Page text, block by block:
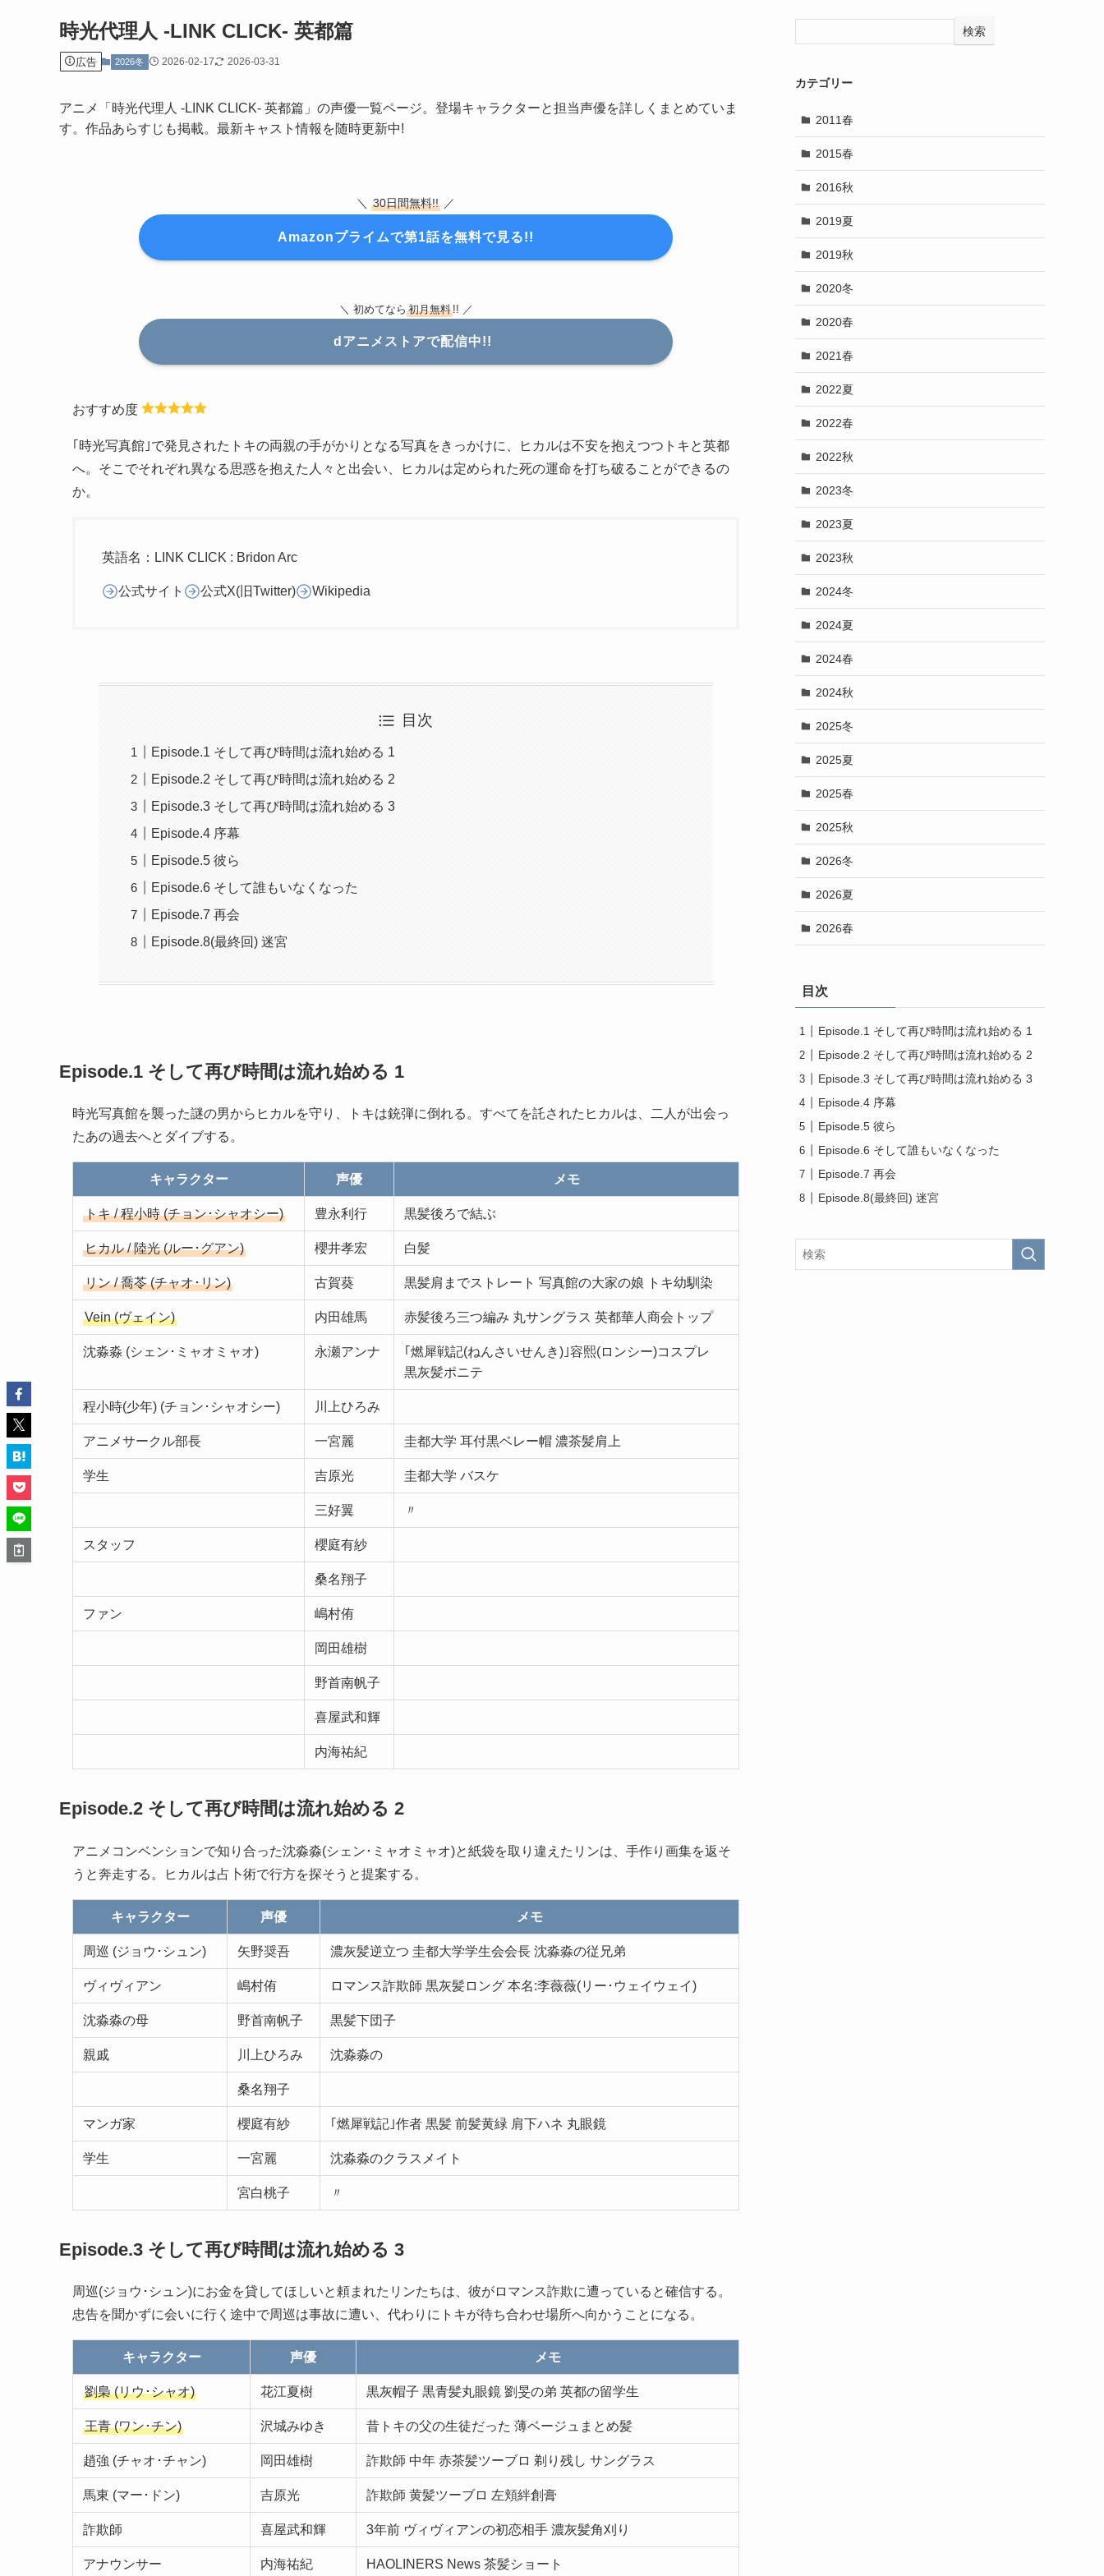
時光代理人 -LINK CLICK- 英都篇
広告 2026冬 2026-02-17 2026-03-31
アニメ「時光代理人 -LINK CLICK- 英都篇」の声優一覧ページ。登場キャラクターと担当声優を詳しくまとめていま
す。作品あらすじも掲載。最新キャスト情報を随時更新中!
＼ 30日間無料!! ／
Amazonプライムで第1話を無料で見る!!
＼ 初めてなら 初月無料!! ／
dアニメストアで配信中!!
おすすめ度
｢時光写真館｣で発見されたトキの両親の手がかりとなる写真をきっかけに、ヒカルは不安を抱えつつトキと英都
へ。そこでそれぞれ異なる思惑を抱えた人々と出会い、ヒカルは定められた死の運命を打ち破ることができるの
か。
英語名：LINK CLICK : Bridon Arc
公式サイト 公式X(旧Twitter) Wikipedia
目次
Episode.1 そして再び時間は流れ始める 1
Episode.2 そして再び時間は流れ始める 2
Episode.3 そして再び時間は流れ始める 3
Episode.4 序幕
Episode.5 彼ら
Episode.6 そして誰もいなくなった
Episode.7 再会
Episode.8(最終回) 迷宮
Episode.1 そして再び時間は流れ始める 1
時光写真館を襲った謎の男からヒカルを守り、トキは銃弾に倒れる。すべてを託されたヒカルは、二人が出会っ
たあの過去へとダイブする。
キャラクター 声優 メモ
トキ / 程小時 (チョン･シャオシー) 豊永利行 黒髪後ろで結ぶ
ヒカル / 陸光 (ルー･グアン) 櫻井孝宏 白髪
リン / 喬苓 (チャオ･リン) 古賀葵 黒髪肩までストレート 写真館の大家の娘 トキ幼馴染
Vein (ヴェイン) 内田雄馬 赤髪後ろ三つ編み 丸サングラス 英都華人商会トップ
沈淼淼 (シェン･ミャオミャオ) 永瀬アンナ
｢燃犀戦記(ねんさいせんき)｣容熙(ロンシー)コスプレ
黒灰髪ポニテ
程小時(少年) (チョン･シャオシー) 川上ひろみ
アニメサークル部長 一宮麗 圭都大学 耳付黒ベレー帽 濃茶髪肩上
学生 吉原光 圭都大学 バスケ
三好翼 〃
スタッフ 櫻庭有紗
桑名翔子
ファン 嶋村侑
岡田雄樹
野首南帆子
喜屋武和輝
内海祐紀
Episode.2 そして再び時間は流れ始める 2
アニメコンベンションで知り合った沈淼淼(シェン･ミャオミャオ)と紙袋を取り違えたリンは、手作り画集を返そ
うと奔走する。ヒカルは占卜術で行方を探そうと提案する。
キャラクター 声優 メモ
周巡 (ジョウ･シュン) 矢野奨吾 濃灰髪逆立つ 圭都大学学生会会長 沈淼淼の従兄弟
ヴィヴィアン 嶋村侑 ロマンス詐欺師 黒灰髪ロング 本名:李薇薇(リー･ウェイウェイ)
沈淼淼の母 野首南帆子 黒髪下団子
親戚 川上ひろみ 沈淼淼の
桑名翔子
マンガ家 櫻庭有紗 ｢燃犀戦記｣作者 黒髪 前髪黄緑 肩下ハネ 丸眼鏡
学生 一宮麗 沈淼淼のクラスメイト
宮白桃子 〃
Episode.3 そして再び時間は流れ始める 3
周巡(ジョウ･シュン)にお金を貸してほしいと頼まれたリンたちは、彼がロマンス詐欺に遭っていると確信する。
忠告を聞かずに会いに行く途中で周巡は事故に遭い、代わりにトキが待ち合わせ場所へ向かうことになる。
キャラクター 声優 メモ
劉梟 (リウ･シャオ) 花江夏樹 黒灰帽子 黒青髪丸眼鏡 劉旻の弟 英都の留学生
王青 (ワン･チン) 沢城みゆき 昔トキの父の生徒だった 薄ベージュまとめ髪
趙強 (チャオ･チャン) 岡田雄樹 詐欺師 中年 赤茶髪ツーブロ 剃り残し サングラス
馬東 (マー･ドン) 吉原光 詐欺師 黄髪ツーブロ 左頬絆創膏
詐欺師 喜屋武和輝 3年前 ヴィヴィアンの初恋相手 濃灰髪角刈り
アナウンサー 内海祐紀 HAOLINERS News 茶髪ショート
検索
カテゴリー
2011春
2015春
2016秋
2019夏
2019秋
2020冬
2020春
2021春
2022夏
2022春
2022秋
2023冬
2023夏
2023秋
2024冬
2024夏
2024春
2024秋
2025冬
2025夏
2025春
2025秋
2026冬
2026夏
2026春
目次
Episode.1 そして再び時間は流れ始める 1
Episode.2 そして再び時間は流れ始める 2
Episode.3 そして再び時間は流れ始める 3
Episode.4 序幕
Episode.5 彼ら
Episode.6 そして誰もいなくなった
Episode.7 再会
Episode.8(最終回) 迷宮